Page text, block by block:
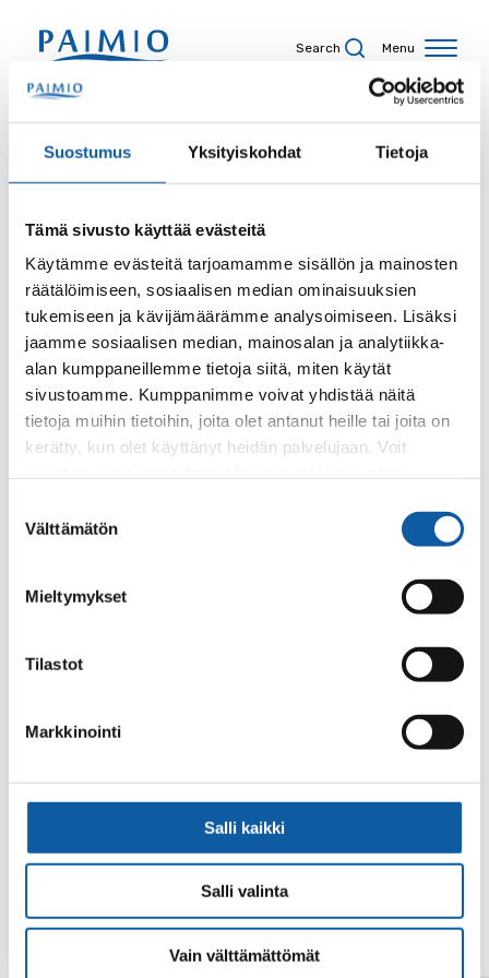
Suostumus Yksityiskohdat Tietoja
Tämä sivusto käyttää evästeitä
Käytämme evästeitä tarjoamamme sisällön ja mainosten
räätälöimiseen, sosiaalisen median ominaisuuksien
tukemiseen ja kävijämäärämme analysoimiseen. Lisäksi
jaamme sosiaalisen median, mainosalan ja analytiikka-
alan kumppaneillemme tietoja siitä, miten käytät
sivustoamme. Kumppanimme voivat yhdistää näitä
tietoja muihin tietoihin, joita olet antanut heille tai joita on
kerätty, kun olet käyttänyt heidän palvelujaan. Voit
valinta
Välttämätön
Mieltymykset
Tilastot
Markkinointi
Salli kaikki
Salli valinta
Vain välttämättömät
Search Menu
Search results
Search term
Site
Content type